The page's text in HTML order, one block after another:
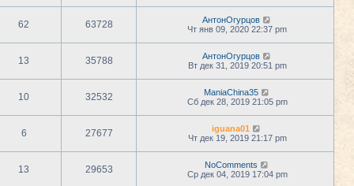
62 63728
АнтонОгурцов
Чт янв 09, 2020 22:37 pm
13 35788
АнтонОгурцов
Вт дек 31, 2019 20:51 pm
10 32532
ManiaChina35
Сб дек 28, 2019 21:05 pm
6 27677
iguana01
Чт дек 19, 2019 21:17 pm
13 29653
NoComments
Ср дек 04, 2019 17:04 pm